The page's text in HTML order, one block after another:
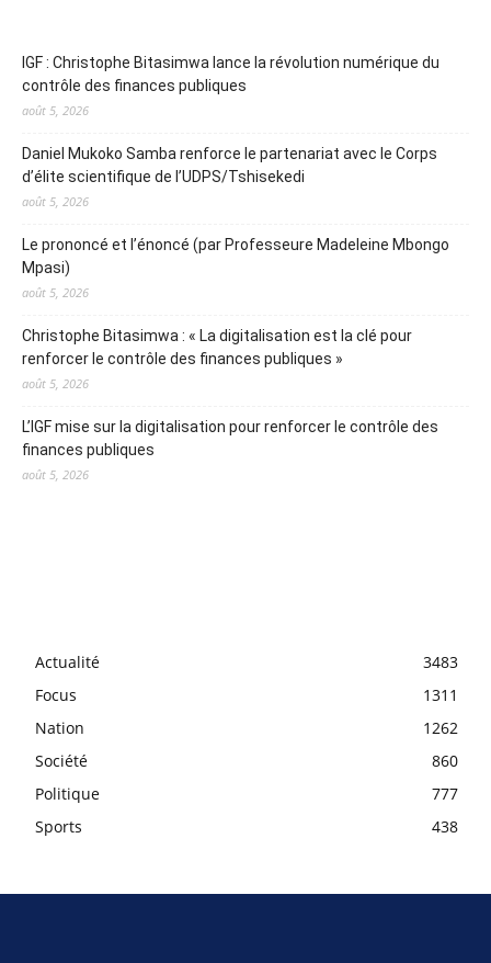
IGF : Christophe Bitasimwa lance la révolution numérique du
contrôle des finances publiques
août 5, 2026
Daniel Mukoko Samba renforce le partenariat avec le Corps
d’élite scientifique de l’UDPS/Tshisekedi
août 5, 2026
Le prononcé et l’énoncé (par Professeure Madeleine Mbongo
Mpasi)
août 5, 2026
Christophe Bitasimwa : « La digitalisation est la clé pour
renforcer le contrôle des finances publiques »
août 5, 2026
L’IGF mise sur la digitalisation pour renforcer le contrôle des
finances publiques
août 5, 2026
Actualité
3483
Focus
1311
Nation
1262
Société
860
Politique
777
Sports
438